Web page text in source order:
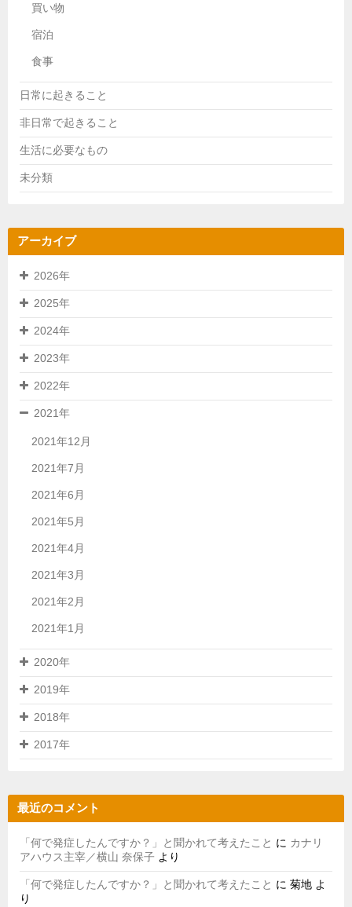
買い物
宿泊
食事
日常に起きること
非日常で起きること
生活に必要なもの
未分類
アーカイブ
2026年
2025年
2024年
2023年
2022年
2021年
2021年12月
2021年7月
2021年6月
2021年5月
2021年4月
2021年3月
2021年2月
2021年1月
2020年
2019年
2018年
2017年
最近のコメント
「何で発症したんですか？」と聞かれて考えたこと に カナリ
アハウス主宰／横山 奈保子 より
「何で発症したんですか？」と聞かれて考えたこと に 菊地 よ
り